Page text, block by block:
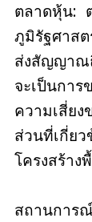
ตลาดหุ้น:
ภูมิรัฐศาส
ส่งสัญญาณ
จะเป็นกา
ความเสี่ย
ส่วนที่เกี่ย
โครงสร้าง
สถานการ